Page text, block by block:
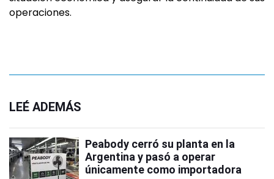
operaciones.
LEÉ ADEMÁS
Peabody cerró su planta en la
Argentina y pasó a operar
únicamente como importadora